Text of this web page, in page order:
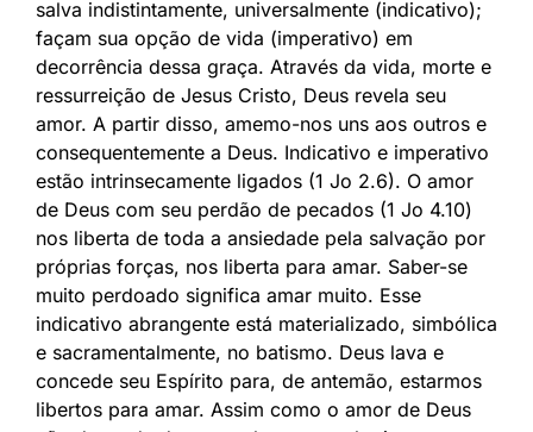
salva indistintamente, universalmente (indicativo);
façam sua opção de vida (imperativo) em
decorrência dessa graça. Através da vida, morte e
ressurreição de Jesus Cristo, Deus revela seu
amor. A partir disso, amemo-nos uns aos outros e
consequentemente a Deus. Indicativo e imperativo
estão intrinsecamente ligados (1 Jo 2.6). O amor
de Deus com seu perdão de pecados (1 Jo 4.10)
nos liberta de toda a ansiedade pela salvação por
próprias forças, nos liberta para amar. Saber-se
muito perdoado significa amar muito. Esse
indicativo abrangente está materializado, simbólica
e sacramentalmente, no batismo. Deus lava e
concede seu Espírito para, de antemão, estarmos
libertos para amar. Assim como o amor de Deus